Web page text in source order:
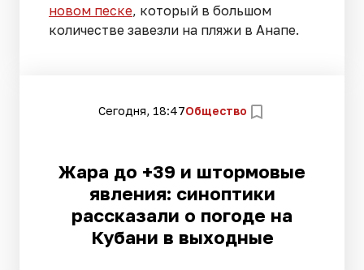
новом песке, который в большом
количестве завезли на пляжи в Анапе.
Сегодня, 18:47Общество
Жара до +39 и штормовые
явления: синоптики
рассказали о погоде на
Кубани в выходные